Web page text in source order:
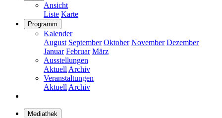
Ansicht
Liste Karte
Programm
Kalender
August September Oktober November Dezember
Januar Februar März
Ausstellungen
Aktuell Archiv
Veranstaltungen
Aktuell Archiv
Mediathek